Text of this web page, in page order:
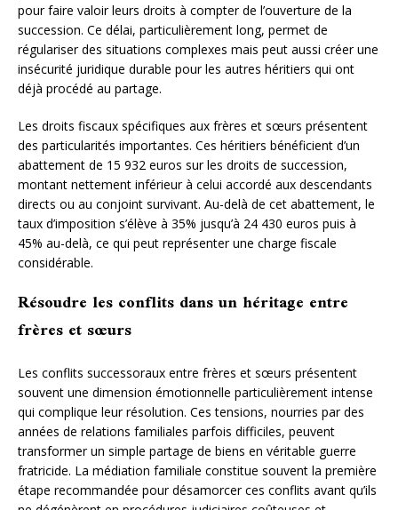
pour faire valoir leurs droits à compter de l’ouverture de la
succession. Ce délai, particulièrement long, permet de
régulariser des situations complexes mais peut aussi créer une
insécurité juridique durable pour les autres héritiers qui ont
déjà procédé au partage.
Les droits fiscaux spécifiques aux frères et sœurs présentent
des particularités importantes. Ces héritiers bénéficient d’un
abattement de 15 932 euros sur les droits de succession,
montant nettement inférieur à celui accordé aux descendants
directs ou au conjoint survivant. Au-delà de cet abattement, le
taux d’imposition s’élève à 35% jusqu’à 24 430 euros puis à
45% au-delà, ce qui peut représenter une charge fiscale
considérable.
Résoudre les conflits dans un héritage entre
frères et sœurs
Les conflits successoraux entre frères et sœurs présentent
souvent une dimension émotionnelle particulièrement intense
qui complique leur résolution. Ces tensions, nourries par des
années de relations familiales parfois difficiles, peuvent
transformer un simple partage de biens en véritable guerre
fratricide. La médiation familiale constitue souvent la première
étape recommandée pour désamorcer ces conflits avant qu’ils